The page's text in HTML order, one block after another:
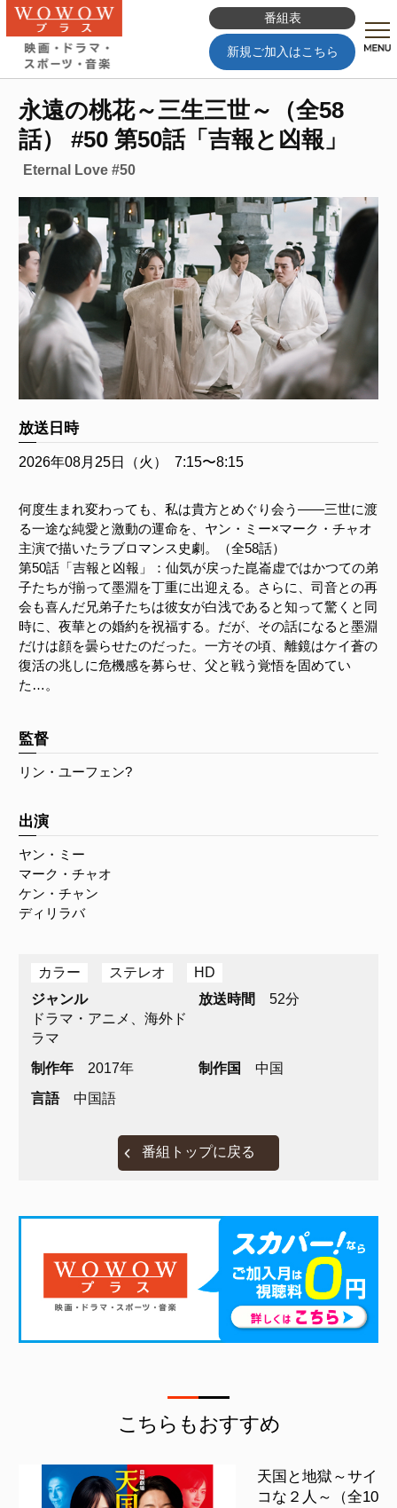
番組表
新規ご加入はこちら
永遠の桃花～三生三世～（全58
話） #50 第50話「吉報と凶報」
Eternal Love #50
放送日時
2026年08月25日（火） 7:15〜8:15
何度生まれ変わっても、私は貴方とめぐり会う――三世に渡
る一途な純愛と激動の運命を、ヤン・ミー×マーク・チャオ
主演で描いたラブロマンス史劇。（全58話）
第50話「吉報と凶報」：仙気が戻った崑崙虚ではかつての弟
子たちが揃って墨淵を丁重に出迎える。さらに、司音との再
会も喜んだ兄弟子たちは彼女が白浅であると知って驚くと同
時に、夜華との婚約を祝福する。だが、その話になると墨淵
だけは顔を曇らせたのだった。一方その頃、離鏡はケイ蒼の
復活の兆しに危機感を募らせ、父と戦う覚悟を固めてい
た…。
監督
リン・ユーフェン?
出演
ヤン・ミー
マーク・チャオ
ケン・チャン
ディリラバ
カラー ステレオ
HD
ジャンル
ドラマ・アニメ、海外ド
ラマ
放送時間 52分
制作年 2017年 制作国
中国
言語
中国語
番組トップに戻る
こちらもおすすめ
天国と地獄～サイ
コな２人～（全10